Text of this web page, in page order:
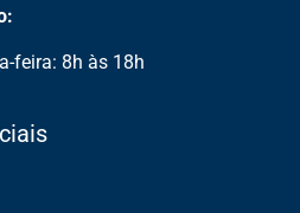
feira: 8h às 18h